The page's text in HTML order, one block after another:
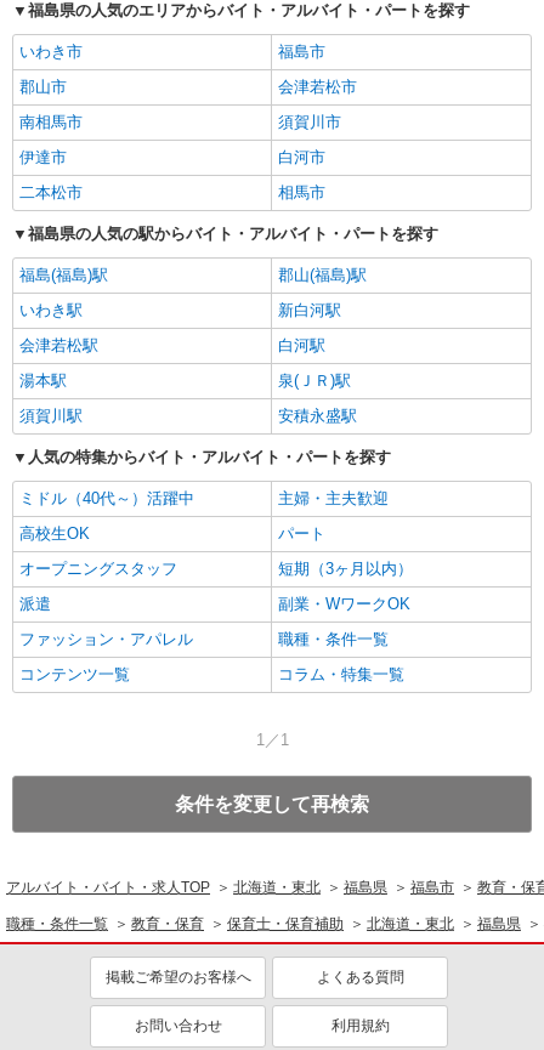
福島県の人気のエリアからバイト・アルバイト・パートを探す
いわき市
福島市
郡山市
会津若松市
南相馬市
須賀川市
伊達市
白河市
二本松市
相馬市
福島県の人気の駅からバイト・アルバイト・パートを探す
福島(福島)駅
郡山(福島)駅
いわき駅
新白河駅
会津若松駅
白河駅
湯本駅
泉(ＪＲ)駅
須賀川駅
安積永盛駅
人気の特集からバイト・アルバイト・パートを探す
ミドル（40代～）活躍中
主婦・主夫歓迎
高校生OK
パート
オープニングスタッフ
短期（3ヶ月以内）
派遣
副業・WワークOK
ファッション・アパレル
職種・条件一覧
コンテンツ一覧
コラム・特集一覧
1／1
条件を変更して再検索
アルバイト・バイト・求人TOP 北海道・東北 福島県 福島市 教育・保
職種・条件一覧 教育・保育 保育士・保育補助 北海道・東北 福島県
掲載ご希望のお客様へ よくある質問
お問い合わせ 利用規約